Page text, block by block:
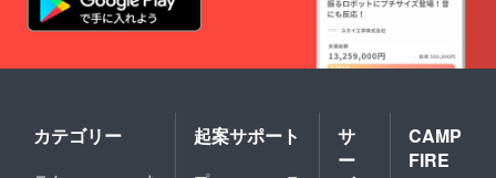
カテゴリー 起案サポート
サ
ー
CAMP
FIRE